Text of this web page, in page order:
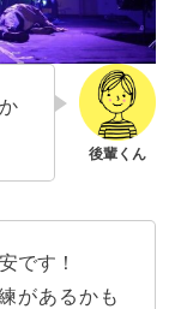
です！
があるかも